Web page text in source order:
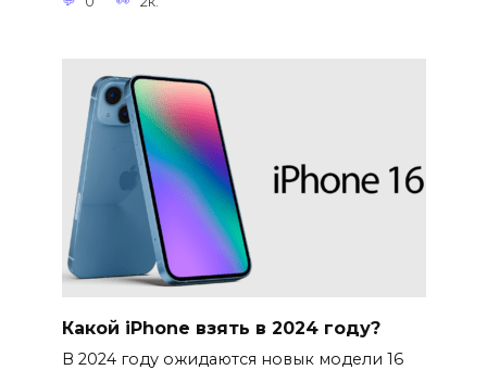
Какой iPhone взять в 2024 году?
В 2024 году ожидаются новык модели 16